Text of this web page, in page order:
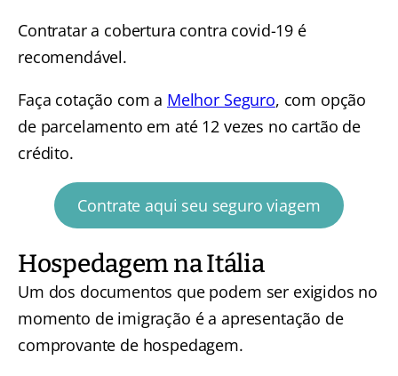
Contratar a cobertura contra covid-19 é
recomendável.
Faça cotação com a Melhor Seguro, com opção
de parcelamento em até 12 vezes no cartão de
crédito.
Contrate aqui seu seguro viagem
Hospedagem na Itália
Um dos documentos que podem ser exigidos no
momento de imigração é a apresentação de
comprovante de hospedagem.